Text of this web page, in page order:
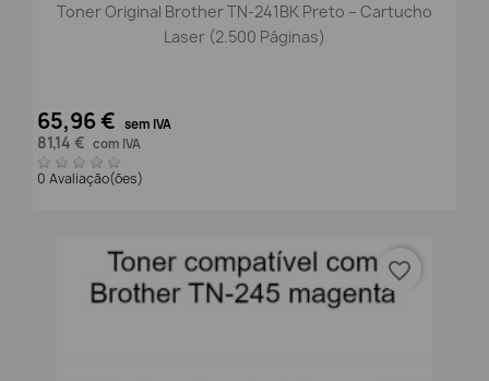
Toner Original Brother TN-241BK Preto – Cartucho
Laser (2.500 Páginas)
65,96 € sem IVA
81,14 € com IVA
0 Avaliação(ões)
favorite_border